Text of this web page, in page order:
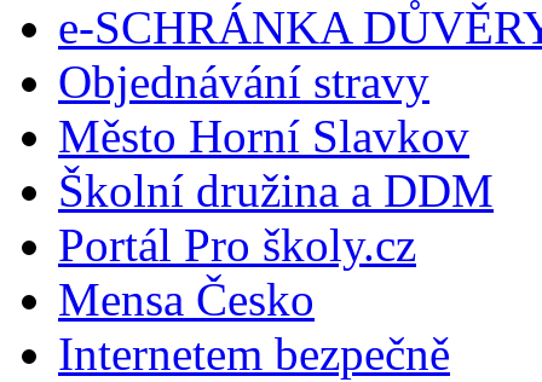
e-SCHRÁNKA
Objednávání stravy
Město Horní Slavkov
Školní družina a DDM
Portál Pro školy.cz
Mensa Česko
Internetem bezpečně